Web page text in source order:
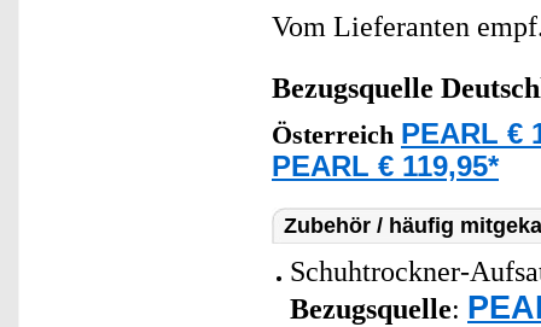
Vom Lieferanten
Bezugsquelle
Österreich PEARL €
PEARL € 119,95*
Zubehör / häufig
Schuhtrockner-
Bezugsquelle: